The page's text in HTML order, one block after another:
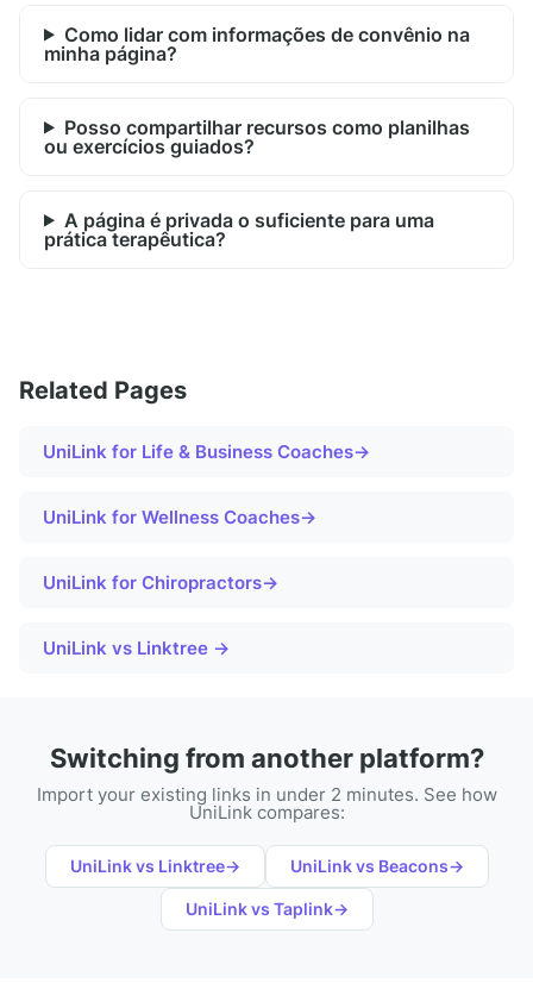
Como lidar com informações de convênio na
minha página?
Posso compartilhar recursos como planilhas
ou exercícios guiados?
A página é privada o suficiente para uma
prática terapêutica?
Related Pages
UniLink for Life & Business Coaches→
UniLink for Wellness Coaches→
UniLink for Chiropractors→
UniLink vs Linktree →
Switching from another platform?
Import your existing links in under 2 minutes. See how
UniLink compares:
UniLink vs Linktree→ UniLink vs Beacons→
UniLink vs Taplink→